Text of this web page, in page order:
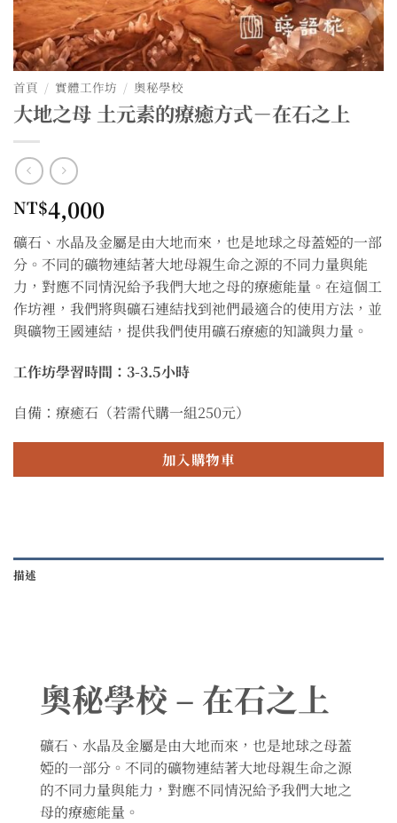
首頁 / 實體工作坊 / 奧秘學校
大地之母 土元素的療癒方式－在石之上
NT$4,000
礦石、水晶及金屬是由大地而來，也是地球之母蓋婭的一部
分。不同的礦物連結著大地母親生命之源的不同力量與能
力，對應不同情況給予我們大地之母的療癒能量。在這個工
作坊裡，我們將與礦石連結找到祂們最適合的使用方法，並
與礦物王國連結，提供我們使用礦石療癒的知識與力量。
工作坊學習時間：3-3.5小時
自備：療癒石（若需代購一組250元）
加入購物車
描述
奧秘學校 – 在石之上
礦石、水晶及金屬是由大地而來，也是地球之母蓋
婭的一部分。不同的礦物連結著大地母親生命之源
的不同力量與能力，對應不同情況給予我們大地之
母的療癒能量。